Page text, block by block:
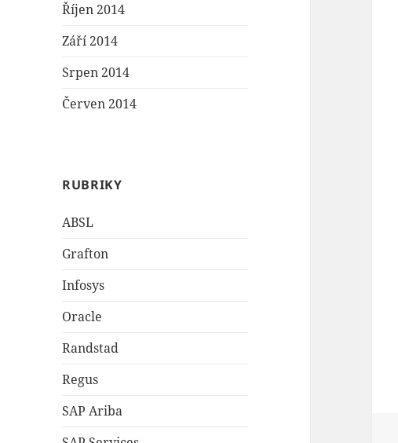
Říjen 2014
Září 2014
Srpen 2014
Červen 2014
RUBRIKY
ABSL
Grafton
Infosys
Oracle
Randstad
Regus
SAP Ariba